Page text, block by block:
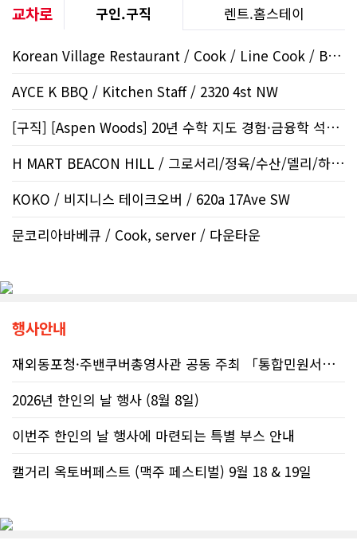
교차로 구인.구직 렌트.홈스테이
Korean Village Restaurant / Cook / Line Cook / Beltline
AYCE K BBQ / Kitchen Staff / 2320 4st NW
[구직] [Aspen Woods] 20년 수학 지도 경험·금융학 석사 | 생각하는..
H MART BEACON HILL / 그로서리/정육/수산/델리/하우스..
KOKO / 비지니스 테이크오버 / 620a 17Ave SW
문코리아바베큐 / Cook, server / 다운타운
행사안내
재외동포청·주밴쿠버총영사관 공동 주최 「통합민원서비스 온라인 화상상담회..
2026년 한인의 날 행사 (8월 8일)
이번주 한인의 날 행사에 마련되는 특별 부스 안내
캘거리 옥토버페스트 (맥주 페스티벌) 9월 18 & 19일